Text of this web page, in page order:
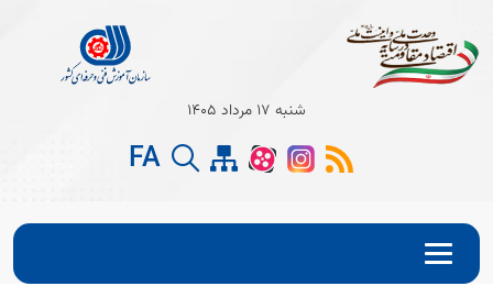
Open
Open
شنبه 17 مرداد 1405
FA